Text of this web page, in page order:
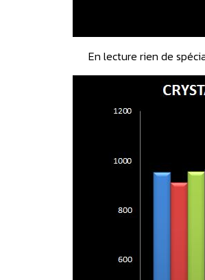
En lecture rien de